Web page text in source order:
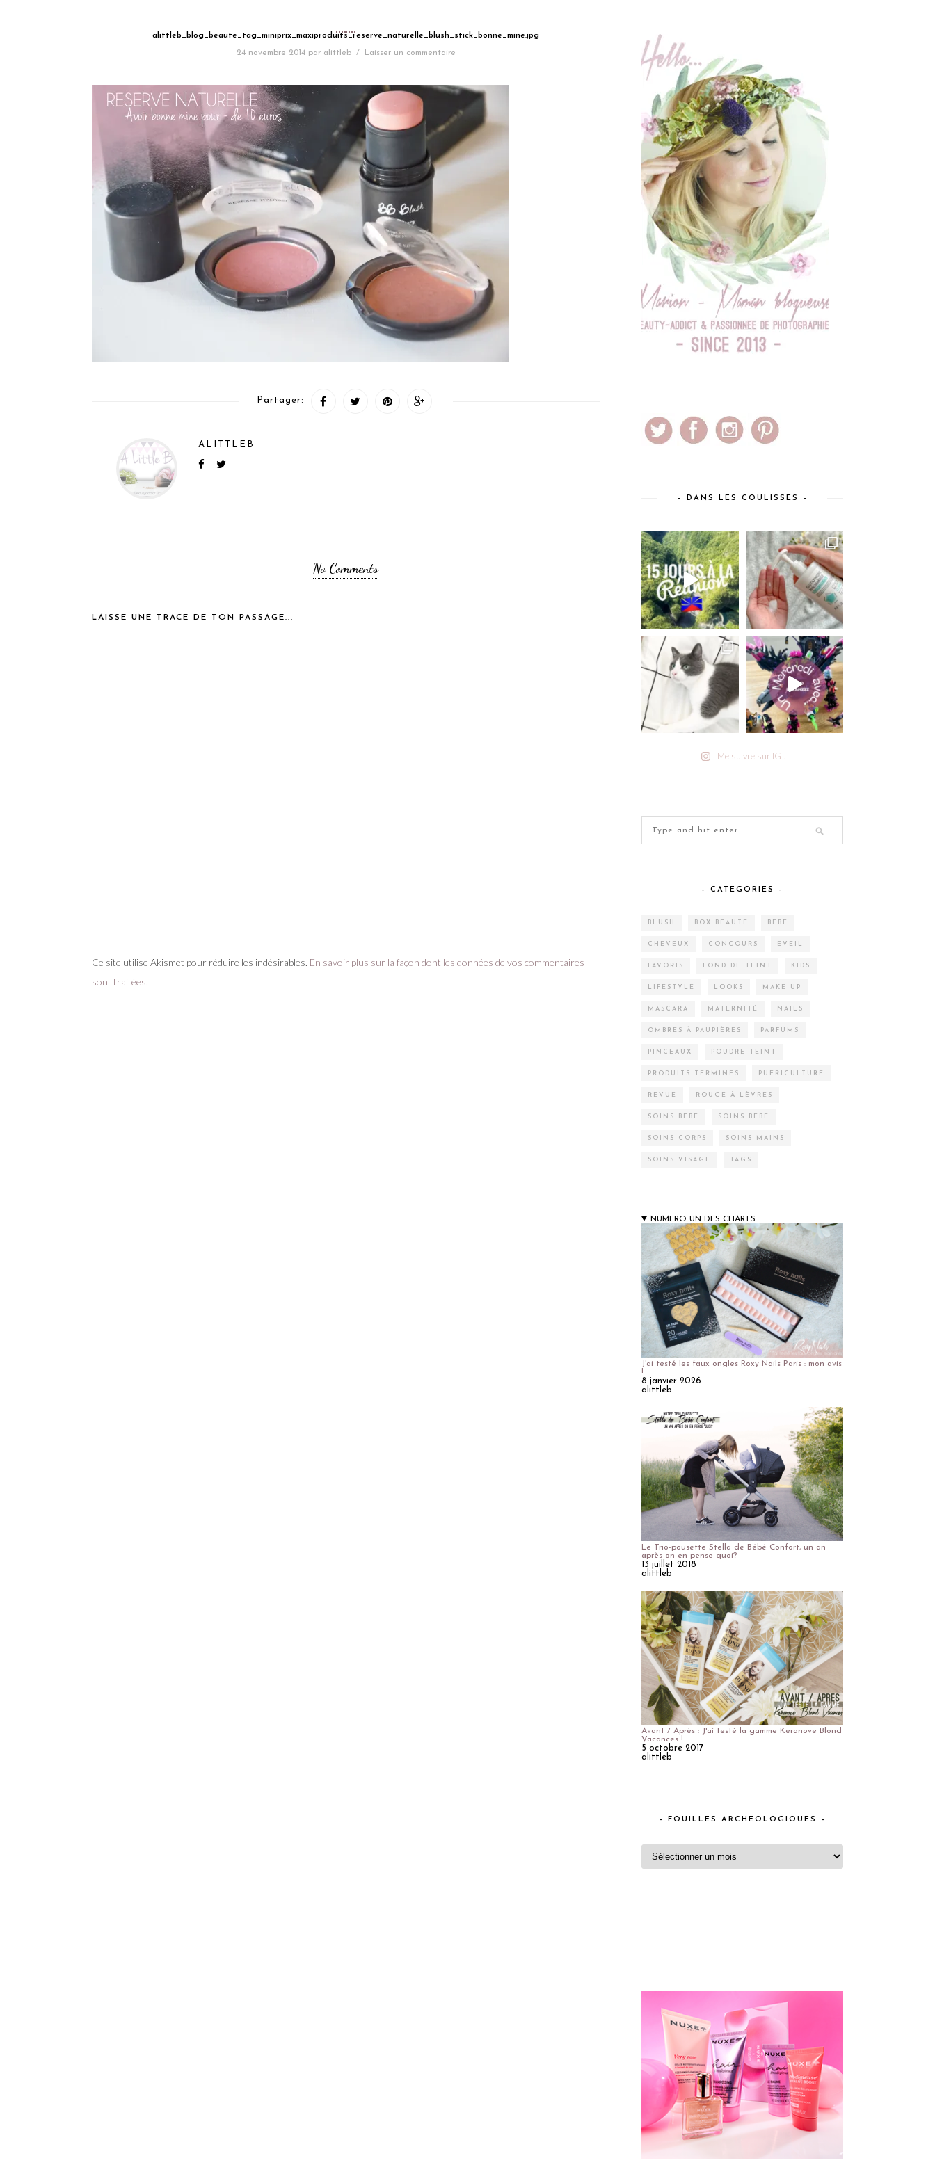
alittleb_blog_beaute_tag_miniprix_maxiproduits_reserve_naturelle_blush_stick_bonne_mine.jpg
24 novembre 2014 par alittleb / Laisser un commentaire
Partager:
ALITTLEB
No Comments
LAISSE UNE TRACE DE TON PASSAGE...
Ce site utilise Akismet pour réduire les indésirables. En savoir plus sur la façon dont les données de vos commentaires
sont traitées.
– DANS LES COULISSES –
Me suivre sur IG !
– CATEGORIES –
BLUSH BOX BEAUTÉ BÉBÉ
CHEVEUX CONCOURS EVEIL
FAVORIS FOND DE TEINT KIDS
LIFESTYLE LOOKS MAKE-UP
MASCARA MATERNITÉ NAILS
OMBRES À PAUPIÈRES PARFUMS
PINCEAUX POUDRE TEINT
PRODUITS TERMINÉS PUÉRICULTURE
REVUE ROUGE À LÈVRES
SOINS BÉBÉ SOINS BÉBÉ
SOINS CORPS SOINS MAINS
SOINS VISAGE TAGS
NUMERO UN DES CHARTS
J'ai testé les faux ongles Roxy Nails Paris : mon avis
!
8 janvier 2026
alittleb
Le Trio-pousette Stella de Bébé Confort, un an
après on en pense quoi?
13 juillet 2018
alittleb
Avant / Après : J'ai testé la gamme Keranove Blond
Vacances !
5 octobre 2017
alittleb
– FOUILLES ARCHEOLOGIQUES –